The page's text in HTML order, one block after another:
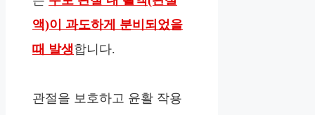
액)이 과도하게 분비되었을
때 발생합니다.
관절을 보호하고 윤활 작용